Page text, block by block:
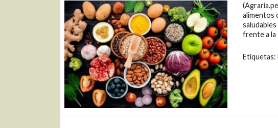
alimentos
frente a la
Etiquetas: